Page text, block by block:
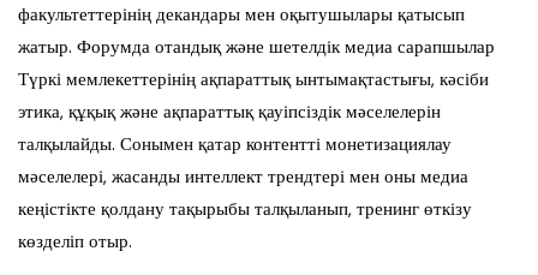
факультеттерінің декандары мен оқытушылары қатысып
жатыр. Форумда отандық және шетелдік медиа сарапшылар
Түркі мемлекеттерінің ақпараттық ынтымақтастығы, кәсіби
этика, құқық және ақпараттық қауіпсіздік мәселелерін
талқылайды. Сонымен қатар контентті монетизациялау
мәселелері, жасанды интеллект трендтері мен оны медиа
кеңістікте қолдану тақырыбы талқыланып, тренинг өткізу
көзделіп отыр.